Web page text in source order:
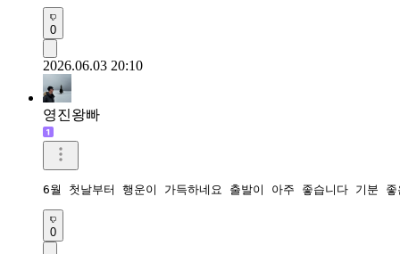
0
2026.06.03 20:10
영진왕빠
6월 첫날부터 행운이 가득하네요 출발이 아주 좋습니다 기분
0